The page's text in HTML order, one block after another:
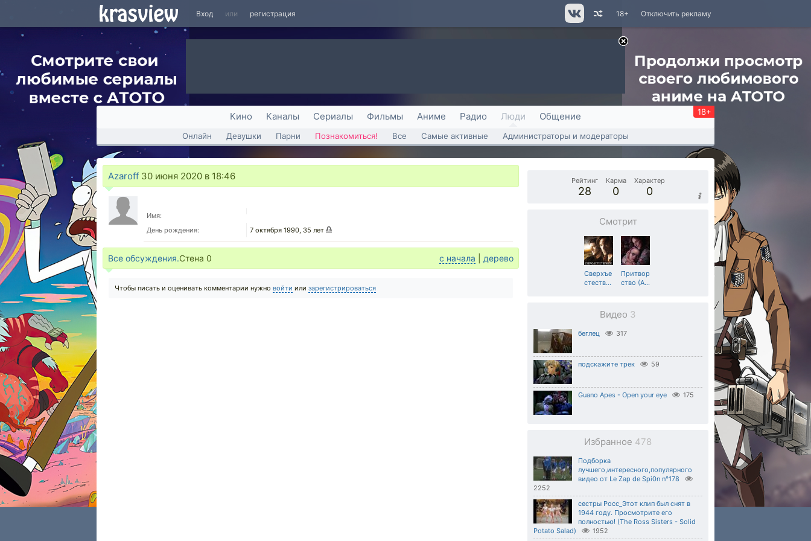
Вход или регистрация Отключить рекламу
18+
Кино Каналы Сериалы Фильмы Аниме Радио Люди Общение 18+
Онлайн Девушки Парни Познакомиться! Все Самые активные Администраторы и модераторы
Azaroff 30 июня 2020 в 18:46
Имя:
День рождения:
7 октября 1990, 35 лет
Все обсуждения.Стена 0 с начала дерево
Чтобы писать и оценивать комментарии нужно войти или зарегистрироваться
Рейтинг
28
Карма
0
Характер
0
Смотрит
Сверхъе
стеств…
Притвор
ство (А…
Видео 3
беглец 317
подскажите трек 59
Guano Apes - Open your eye 175
Избранное 478
Подборка
лучшего,интересного,популярного
видео от Le Zap de Spi0n n°178
2252
сестры Росс_Этот клип был cнят в
1944 году. Просмотрите его
полностью! (The Ross Sisters - Solid
Potato Salad)
1952